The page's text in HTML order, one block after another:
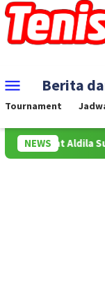
Skip
to
content
Mobile
Menu
Berita
Tournament
NEWS
buat Aldila Sutjiadi